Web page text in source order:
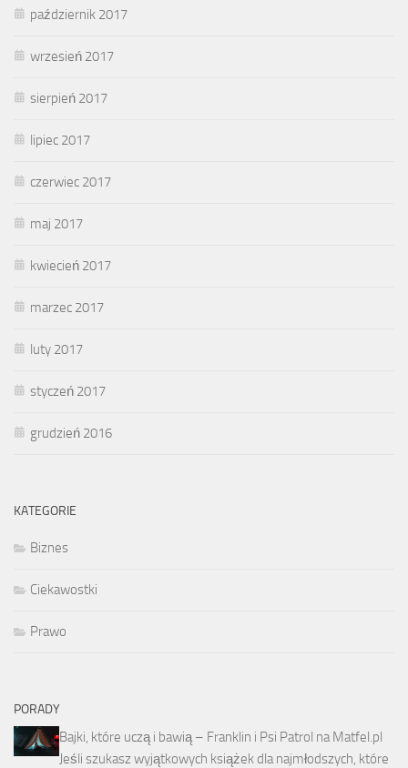
październik 2017
wrzesień 2017
sierpień 2017
lipiec 2017
czerwiec 2017
maj 2017
kwiecień 2017
marzec 2017
luty 2017
styczeń 2017
grudzień 2016
KATEGORIE
Biznes
Ciekawostki
Prawo
PORADY
Bajki, które uczą i bawią – Franklin i Psi Patrol na Matfel.pl
Jeśli szukasz wyjątkowych książek dla najmłodszych, które